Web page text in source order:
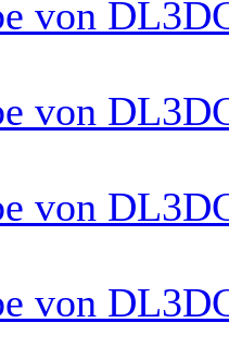
von
von
von
von